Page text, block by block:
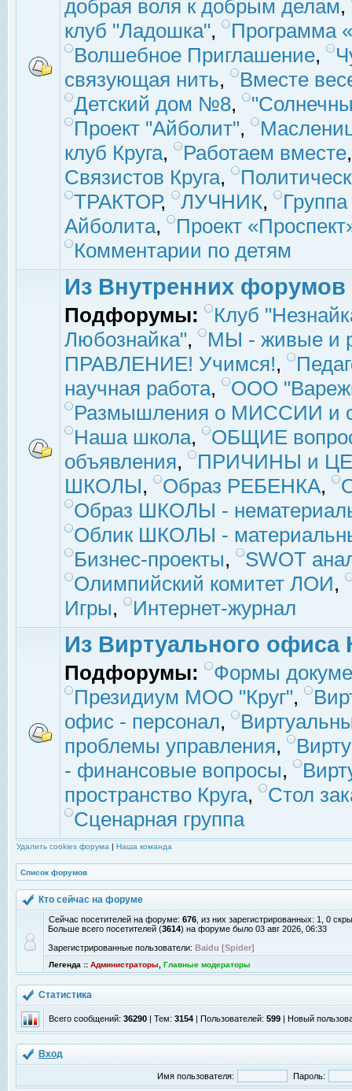
добрая воля к добрым делам,
клуб "Ладошка",
Программа
Волшебное Приглашение,
связующая нить,
Вместе
Детский дом №8,
Проект "Айболит",
клуб Круга, Работаем вместе
Связистов Круга,
ТРАКТОР, ЛУЧНИК,
Айболита,
Проект
Комментарии по детям
Из Внутренних форумов
Подфорумы:
Клуб
Любознайка",
МЫ - живые и
ПРАВЛЕНИЕ! Учимся!,
научная работа,
ООО
Размышления о МИССИИ и
Наша школа,
ОБЩИЕ
объявления,
ПРИЧИНЫ и
ШКОЛЫ, Образ РЕБЕНКА,
Образ ШКОЛЫ -
Облик ШКОЛЫ -
Бизнес-проекты,
SWOT
Олимпийский комитет ЛОИ,
Игры, Интернет-журнал
Из Виртуального офиса
Подфорумы:
Формы
Президиум МОО "Круг",
офис - персонал,
проблемы управления,
- финансовые вопросы,
пространство Круга,
Стол
Сценарная группа
Удалить cookies форума | Наша команда
Список форумов
Кто сейчас на форуме
Сейчас посетителей на форуме: 676 , из них зарегистрированных: 1, 0
Больше всего посетителей (3614) на форуме было 03 авг 2026, 06:33
Зарегистрированные пользователи: Baidu [Spider]
Легенда :: Администраторы Главные модераторы
Статистика
Всего сообщений: 36290 | Тем: 3154 | Пользователей: 599 | Новый
Вход
Имя пользователя: Пароль: